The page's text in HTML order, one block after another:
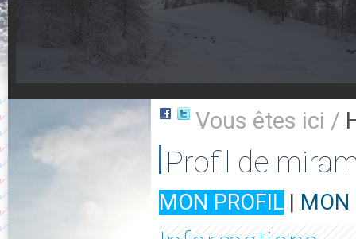
Aujourd'hui : T° Min :°C T° Max : °C |
Suivez en direct l'actualité des stations
Vous êtes ici /
Profil de
MON PROFIL | MON